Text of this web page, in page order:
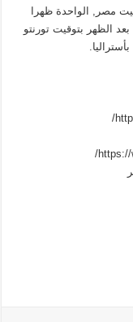
الساعة 10 مساء بتوقيت مصر, الواحدة ظهرا
بعد الظهر بتوقيت تورنتو
https://